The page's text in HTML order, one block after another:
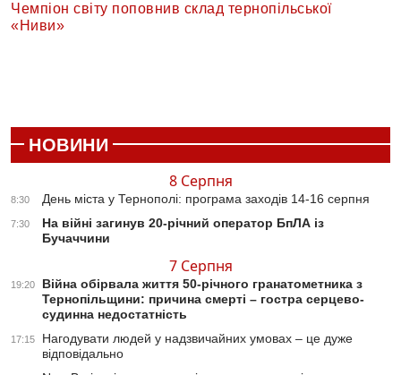
Чемпіон світу поповнив склад тернопільської
«Ниви»
НОВИНИ
8 Серпня
8:30 День міста у Тернополі: програма заходів 14-16 серпня
7:30
На війні загинув 20-річний оператор БпЛА із
Бучаччини
7 Серпня
19:20
Війна обірвала життя 50-річного гранатометника з
Тернопільщини: причина смерті – гостра серцево-
судинна недостатність
17:15
Нагодувати людей у надзвичайних умовах – це дуже
відповідально